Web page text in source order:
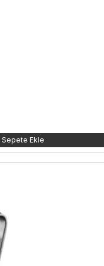
Sepete Ekle